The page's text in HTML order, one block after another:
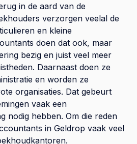
in de aard van de
verzorgen veelal de
en kleine
doen dat ook, maar
bezig en juist veel meer
Daarnaast doen ze
en worden ze
organisaties. Dat gebeurt
vaak een
nodig hebben. Om die reden
in Geldrop vaak veel